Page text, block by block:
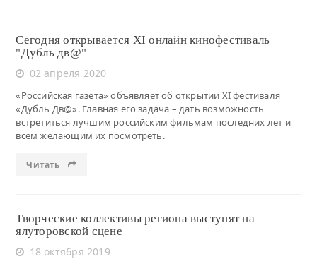
Сегодня открывается XI онлайн кинофестиваль
"Дубль дв@"
02 апреля 2020
«Российская газета» объявляет об открытии ХI фестиваля
«Дубль Дв@». Главная его задача – дать возможность
встретиться лучшим российским фильмам последних лет и
всем желающим их посмотреть.
Читать
Творческие коллективы региона выступят на
ялуторовской сцене
18 октября 2019